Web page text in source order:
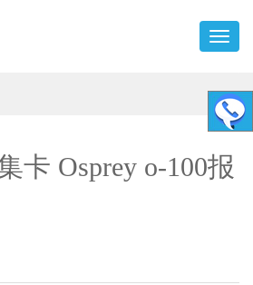
卡 Osprey o-100报